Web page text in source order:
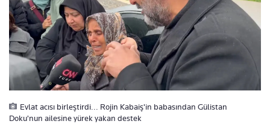
Evlat acısı birleştirdi... Rojin Kabaiş'in babasından Gülistan
Doku'nun ailesine yürek yakan destek